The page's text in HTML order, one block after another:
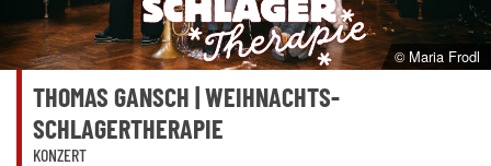
© Maria Frodl
THOMAS GANSCH | WEIHNACHTS-
SCHLAGERTHERAPIE
KONZERT